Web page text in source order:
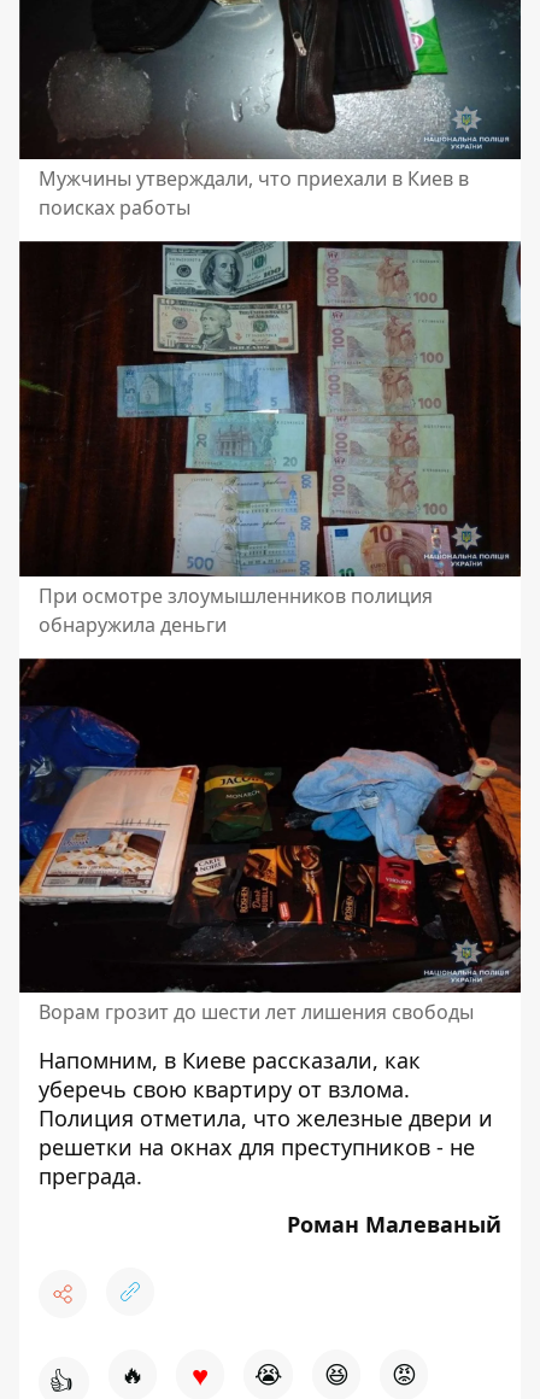
Мужчины утверждали, что приехали в Киев в
поисках работы
При осмотре злоумышленников полиция
обнаружила деньги
Ворам грозит до шести лет лишения свободы
Напомним, в Киеве рассказали, как
уберечь свою квартиру от взлома.
Полиция отметила, что железные двери и
решетки на окнах для преступников - не
преграда.
Роман Малеваный
👍 🔥 ♥ 😭 😆 😡